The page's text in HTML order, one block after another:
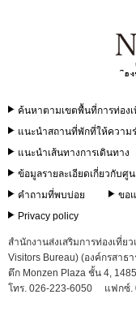
ค้นหาตามเขตพื้นที่การท่องเ
แนะนำสถานที่พักที่ให้ความ
แนะนำเส้นทางการเดินทาง
ข้อมูลรายละเอียดเกี่ยวกับศู
คำถามที่พบบ่อย
ขอ
Privacy policy
สำนักงานส่งเสริมการท่องเที่ย
Visitors Bureau) (องค์กรสาธ
ตึก Monzen Plaza ชั้น 4,
โทร. 026-223-6050
แฟกซ์.